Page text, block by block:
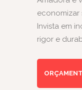
economizar
Invista em
rigor e